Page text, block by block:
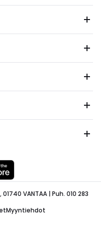
VANTAA | Puh. 010 283
Myyntiehdot